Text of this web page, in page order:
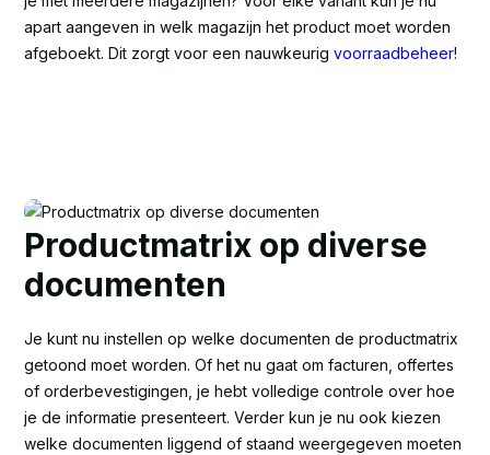
apart aangeven in welk magazijn het product moet worden
afgeboekt. Dit zorgt voor een nauwkeurigvoorraadbeheer!
Productmatrix op diverse
documenten
Je kunt nu instellen op welke documenten de productmatrix
getoond moet worden. Of het nu gaat om facturen, offertes
of orderbevestigingen, je hebt volledige controle over hoe
je de informatie presenteert. Verder kun je nu ook kiezen
welke documenten liggend of staand weergegeven moeten